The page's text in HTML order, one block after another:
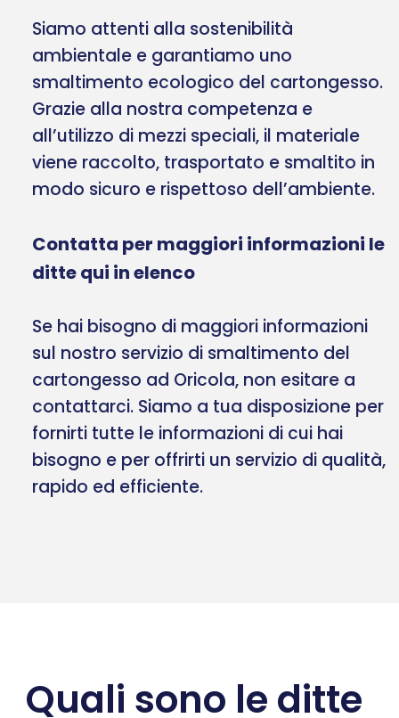
Siamo attenti alla sostenibilità
ambientale e garantiamo uno
smaltimento ecologico del cartongesso.
Grazie alla nostra competenza e
all’utilizzo di mezzi speciali, il materiale
viene raccolto, trasportato e smaltito in
modo sicuro e rispettoso dell’ambiente.
Contatta per maggiori informazioni le
ditte qui in elenco
Se hai bisogno di maggiori informazioni
sul nostro servizio di smaltimento del
cartongesso ad Oricola, non esitare a
contattarci. Siamo a tua disposizione per
fornirti tutte le informazioni di cui hai
bisogno e per offrirti un servizio di qualità,
rapido ed efficiente.
Quali sono le ditte